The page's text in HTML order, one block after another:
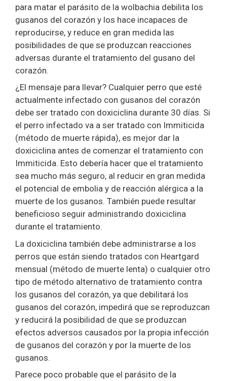
para matar el parásito de la wolbachia debilita los
gusanos del corazón y los hace incapaces de
reproducirse, y reduce en gran medida las
posibilidades de que se produzcan reacciones
adversas durante el tratamiento del gusano del
corazón.
¿El mensaje para llevar? Cualquier perro que esté
actualmente infectado con gusanos del corazón
debe ser tratado con doxiciclina durante 30 días. Si
el perro infectado va a ser tratado con Immiticida
(método de muerte rápida), es mejor dar la
doxiciclina antes de comenzar el tratamiento con
Immiticida. Esto debería hacer que el tratamiento
sea mucho más seguro, al reducir en gran medida
el potencial de embolia y de reacción alérgica a la
muerte de los gusanos. También puede resultar
beneficioso seguir administrando doxiciclina
durante el tratamiento.
La doxiciclina también debe administrarse a los
perros que están siendo tratados con Heartgard
mensual (método de muerte lenta) o cualquier otro
tipo de método alternativo de tratamiento contra
los gusanos del corazón, ya que debilitará los
gusanos del corazón, impedirá que se reproduzcan
y reducirá la posibilidad de que se produzcan
efectos adversos causados por la propia infección
de gusanos del corazón y por la muerte de los
gusanos.
Parece poco probable que el parásito de la